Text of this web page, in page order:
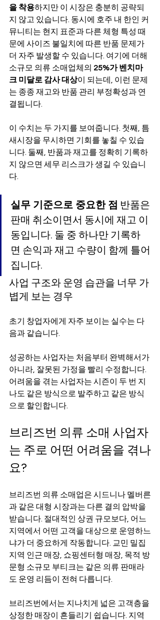
을 착용하지만 이 시장은 충분히 공략되
지 않고 있습니다. 동시에 호주 내 한인 커
뮤니티는 현지 표준과 다른 체형 특성 때
문에 사이즈 불일치에 따른 반품 문제가
더 자주 발생할 수 있습니다. 여기에 더해
소규모 의류 소매업체의 25%가 벤치마
크 미달로 감사 대상이 되는데, 이런 문제
는 종종 재고와 반품 관리 부정확성과 연
결됩니다.
이 수치는 두 가지를 보여줍니다. 첫째, 틈
새시장을 무시하면 기회를 놓칠 수 있습
니다. 둘째, 반품과 재고를 정확히 기록하
지 않으면 세무 리스크가 생길 수 있습니
다.
실무 기준으로 중요한 점 반품은
판매 취소이면서 동시에 재고 이
동입니다. 둘 중 하나만 기록하
면 손익과 재고 수량이 함께 틀어
집니다.
사업 구조와 운영 습관을 너무 가
볍게 보는 경우
초기 창업자에게 자주 보이는 실수는 다
음과 같습니다.
성공하는 사업자는 처음부터 완벽해서가
아니라, 잘못된 가정을 빨리 수정합니다.
어려움을 겪는 사업자는 시즌이 두 번 지
나도 같은 방식으로 발주하고 같은 방식
으로 할인합니다.
브리즈번 의류 소매 사업자
는 주로 어떤 어려움을 겪나
요?
브리즈번 의류 소매업은 시드니나 멜버른
과 같은 대형 시장과는 다른 결의 압박을
받습니다. 절대적인 상권 규모보다, 어느
지역에서 어떤 고객을 대상으로 운영하느
냐가 더 중요하게 작동합니다. 교민 밀집
지역 인근 매장, 쇼핑센터형 매장, 목적 방
문형 소규모 부티크는 같은 의류 판매라
도 운영 리듬이 전혀 다릅니다.
브리즈번에서는 지나치게 넓은 고객층을
상정한 매장이 흔들리기 쉽습니다. 지역